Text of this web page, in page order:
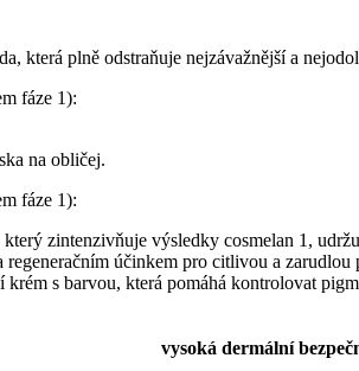
která plně odstraňuje nejzávažnější a
fáze 1):
​​na obličej.
fáze 1):
zintenzivňuje výsledky cosmelan 1,
regeneračním účinkem pro citlivou a
krém s barvou, která pomáhá kontrolovat
vysoká dermální